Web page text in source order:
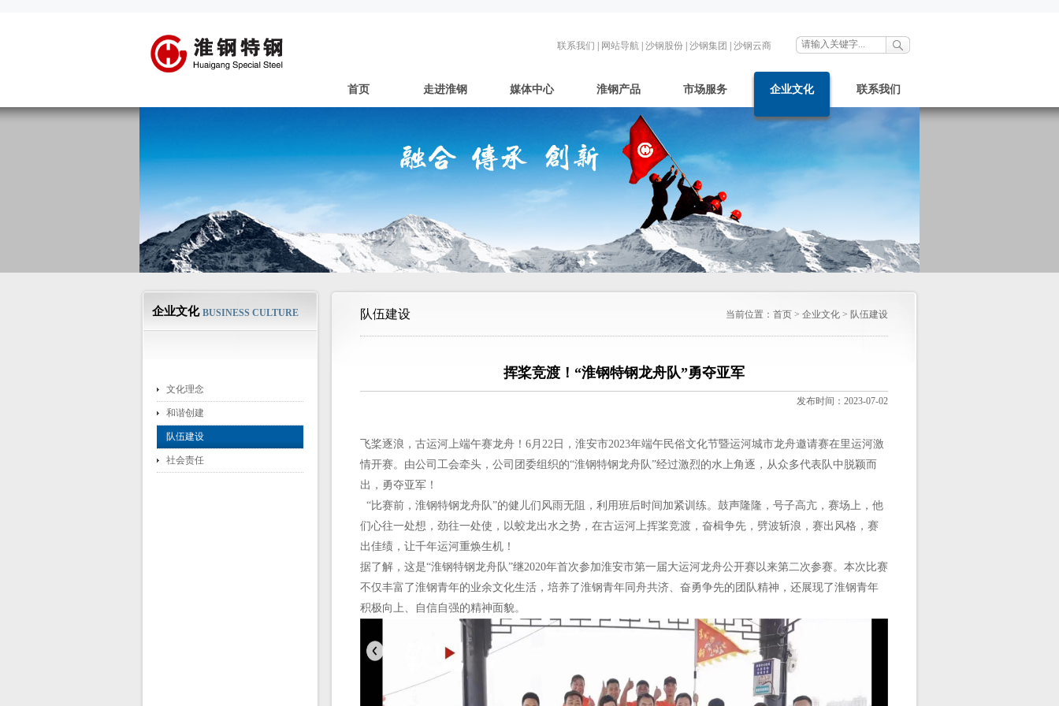
联系我们 网站导航 沙钢股份 沙钢集团 沙钢云商
首页 走进淮钢 媒体中心 淮钢产品 市场服务 企业文化 联系我们
企业文化 BUSINESS CULTURE
文化理念
和谐创建
队伍建设
社会责任
当前位置： 首页 > 企业文化 > 队伍建设
队伍建设
挥桨竞渡！“淮钢特钢龙舟队”勇夺亚军
发布时间：2023-07-02
飞桨逐浪，古运河上端午赛龙舟！6月22日，淮安市2023年端午民俗文化节暨运河城市龙舟邀请赛在里运河激
情开赛。由公司工会牵头，公司团委组织的“淮钢特钢龙舟队”经过激烈的水上角逐，从众多代表队中脱颖而
出，勇夺亚军！
“比赛前，淮钢特钢龙舟队”的健儿们风雨无阻，利用班后时间加紧训练。鼓声隆隆，号子高亢，赛场上，他
们心往一处想，劲往一处使，以蛟龙出水之势，在古运河上挥桨竞渡，奋楫争先，劈波斩浪，赛出风格，赛
出佳绩，让千年运河重焕生机！
据了解，这是“淮钢特钢龙舟队”继2020年首次参加淮安市第一届大运河龙舟公开赛以来第二次参赛。本次比赛
不仅丰富了淮钢青年的业余文化生活，培养了淮钢青年同舟共济、奋勇争先的团队精神，还展现了淮钢青年
积极向上、自信自强的精神面貌。